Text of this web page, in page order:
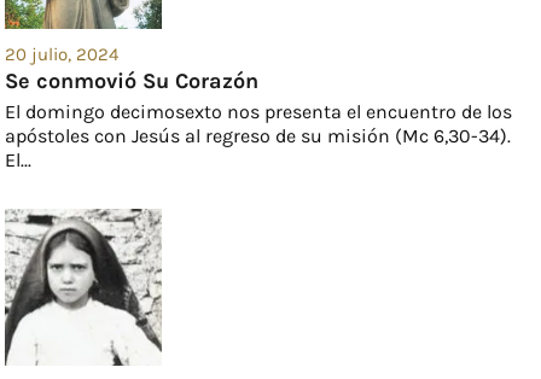
20 julio, 2024
Se conmovió Su Corazón
El domingo decimosexto nos presenta el encuentro de los
apóstoles con Jesús al regreso de su misión (Mc 6,30-34).
El...